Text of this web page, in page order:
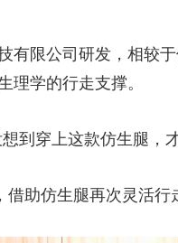
限公司研发，相较
理学的行走支撑。
穿上这款仿生腿，
助仿生腿再次灵活行